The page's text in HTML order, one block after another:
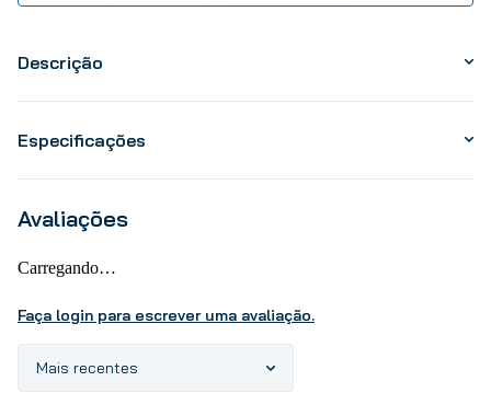
Descrição
Especificações
Avaliações
Carregando…
Faça login para escrever uma avaliação.
Mais recentes